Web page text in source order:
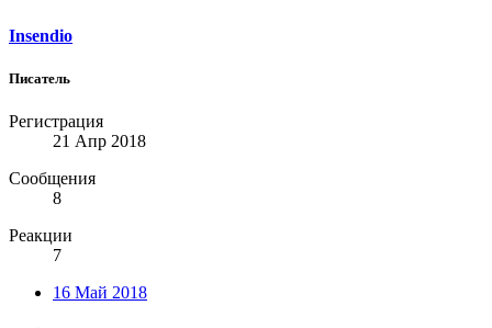
Insendio
Писатель
Регистрация
21 Апр 2018
Сообщения
8
Реакции
7
16 Май 2018